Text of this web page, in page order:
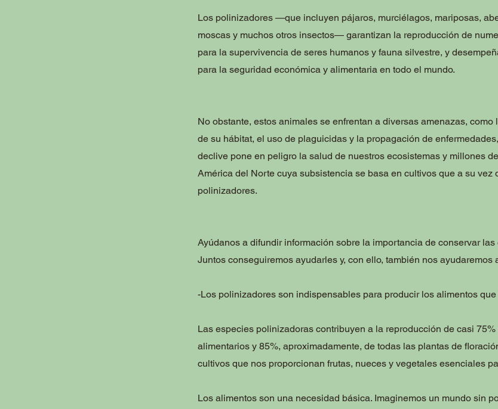
Los polinizadores —que incluyen pájaros, murciélagos, mariposas,
moscas y muchos otros insectos— garantizan la reproducción de
para la supervivencia de seres humanos y fauna silvestre, y
para la seguridad económica y alimentaria en todo el mundo.
No obstante, estos animales se enfrentan a diversas amenazas,
de su hábitat, el uso de plaguicidas y la propagación de
declive pone en peligro la salud de nuestros ecosistemas y millones
América del Norte cuya subsistencia se basa en cultivos que a su vez
polinizadores.
Ayúdanos a difundir información sobre la importancia de conservar
Juntos conseguiremos ayudarles y, con ello, también nos ayudaremos
-Los polinizadores son indispensables para producir los alimentos
Las especies polinizadoras contribuyen a la reproducción de casi
alimentarios y 85%, aproximadamente, de todas las plantas de
cultivos que nos proporcionan frutas, nueces y vegetales esenciales
Los alimentos son una necesidad básica. Imaginemos un mundo sin